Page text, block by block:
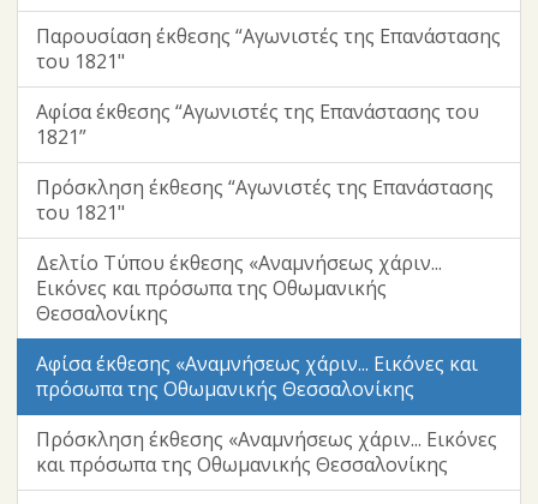
Παρουσίαση έκθεσης “Αγωνιστές της Επανάστασης
του 1821"
Αφίσα έκθεσης “Αγωνιστές της Επανάστασης του
1821”
Πρόσκληση έκθεσης “Αγωνιστές της Επανάστασης
του 1821"
Δελτίο Τύπου έκθεσης «Αναμνήσεως χάριν...
Εικόνες και πρόσωπα της Οθωμανικής
Θεσσαλονίκης
Αφίσα έκθεσης «Αναμνήσεως χάριν... Εικόνες και
πρόσωπα της Οθωμανικής Θεσσαλονίκης
Πρόσκληση έκθεσης «Αναμνήσεως χάριν... Εικόνες
και πρόσωπα της Οθωμανικής Θεσσαλονίκης